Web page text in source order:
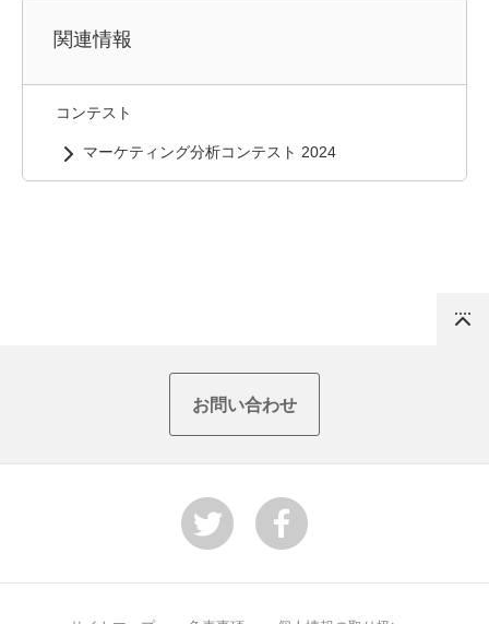
関連情報
コンテスト
マーケティング分析コンテスト 2024
お問い合わせ